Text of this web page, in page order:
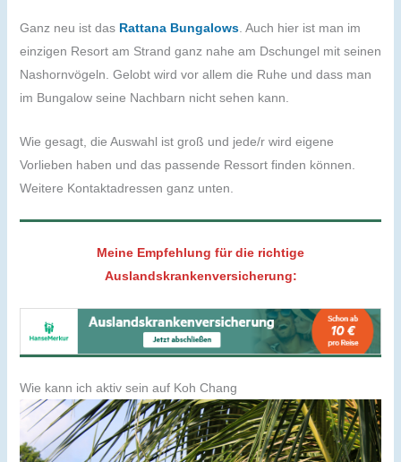
Ganz neu ist das Rattana Bungalows. Auch hier ist man im
einzigen Resort am Strand ganz nahe am Dschungel mit seinen
Nashornvögeln. Gelobt wird vor allem die Ruhe und dass man
im Bungalow seine Nachbarn nicht sehen kann.
Wie gesagt, die Auswahl ist groß und jede/r wird eigene
Vorlieben haben und das passende Ressort finden können.
Weitere Kontaktadressen ganz unten.
Meine Empfehlung für die richtige
Auslandskrankenversicherung:
Wie kann ich aktiv sein auf Koh Chang